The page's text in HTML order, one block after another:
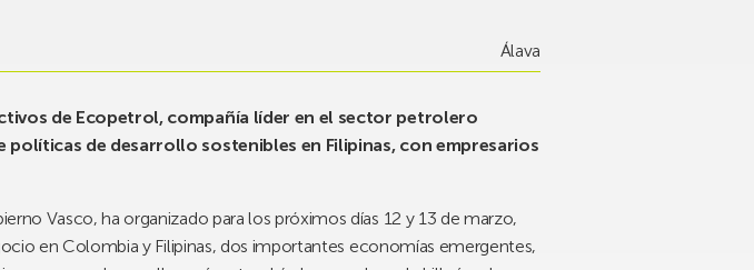
Álava
de Ecopetrol, compañía líder en el sector petrolero
de desarrollo sostenibles en Filipinas, con empresarios
Vasco, ha organizado para los próximos días 12 y 13 de marzo,
en Colombia y Filipinas, dos importantes economías emergentes,